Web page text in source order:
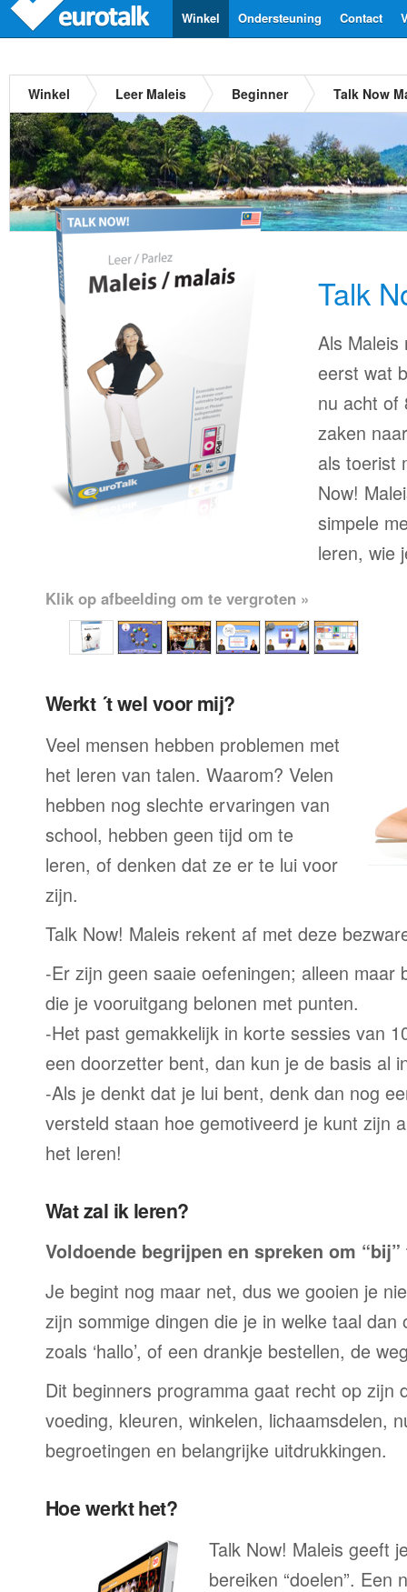
Contact
Ondersteuning
Winkel
Winkel Leer Maleis Beginner Talk Now
Talk
Als Maleis
eerst wat
nu acht of
zaken
als toerist
Now!
simpele
leren, wie
Klik op afbeelding om te vergroten »
Werkt ´t wel voor mij?
Veel mensen hebben problemen met
het leren van talen. Waarom? Velen
hebben nog slechte ervaringen van
school, hebben geen tijd om te
leren, of denken dat ze er te lui voor
zijn.
Talk Now! Maleis rekent af met deze
-Er zijn geen saaie oefeningen; alleen maar
die je vooruitgang belonen met punten.
-Het past gemakkelijk in korte sessies van
een doorzetter bent, dan kun je de basis al
-Als je denkt dat je lui bent, denk dan nog
versteld staan hoe gemotiveerd je kunt zijn
het leren!
Wat zal ik leren?
Voldoende begrijpen en spreken om
Je begint nog maar net, dus we gooien je
zijn sommige dingen die je in welke taal dan
zoals ‘hallo’, of een drankje bestellen, de
Dit beginners programma gaat recht op zijn
voeding, kleuren, winkelen, lichaamsdelen,
begroetingen en belangrijke uitdrukkingen.
Hoe werkt het?
Talk Now! Maleis geeft
bereiken “doelen”. Een